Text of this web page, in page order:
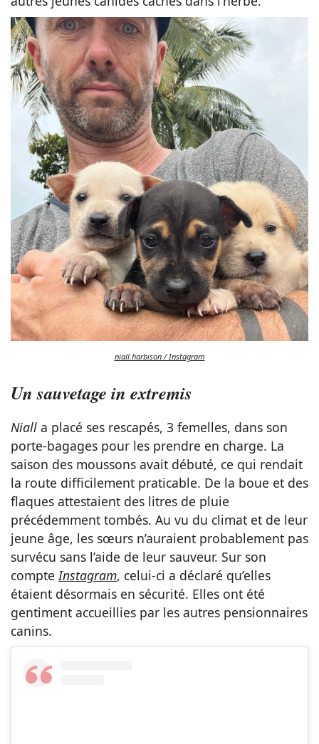
niall.harbison / Instagram
Un sauvetage in extremis
Niall a placé ses rescapés, 3 femelles, dans son
porte-bagages pour les prendre en charge. La
saison des moussons avait débuté, ce qui rendait
la route difficilement praticable. De la boue et des
flaques attestaient des litres de pluie
précédemment tombés. Au vu du climat et de leur
jeune âge, les sœurs n’auraient probablement pas
survécu sans l’aide de leur sauveur. Sur son
compteInstagram, celui-ci a déclaré qu’elles
étaient désormais en sécurité. Elles ont été
gentiment accueillies par les autres pensionnaires
canins.